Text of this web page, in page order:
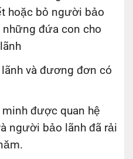
hoặc bỏ người bảo
những đứa con cho
và đương đơn có
được quan hệ
người bảo lãnh đã rải